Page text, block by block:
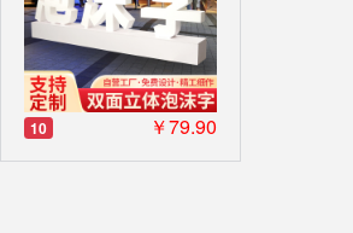
10 ￥79.90